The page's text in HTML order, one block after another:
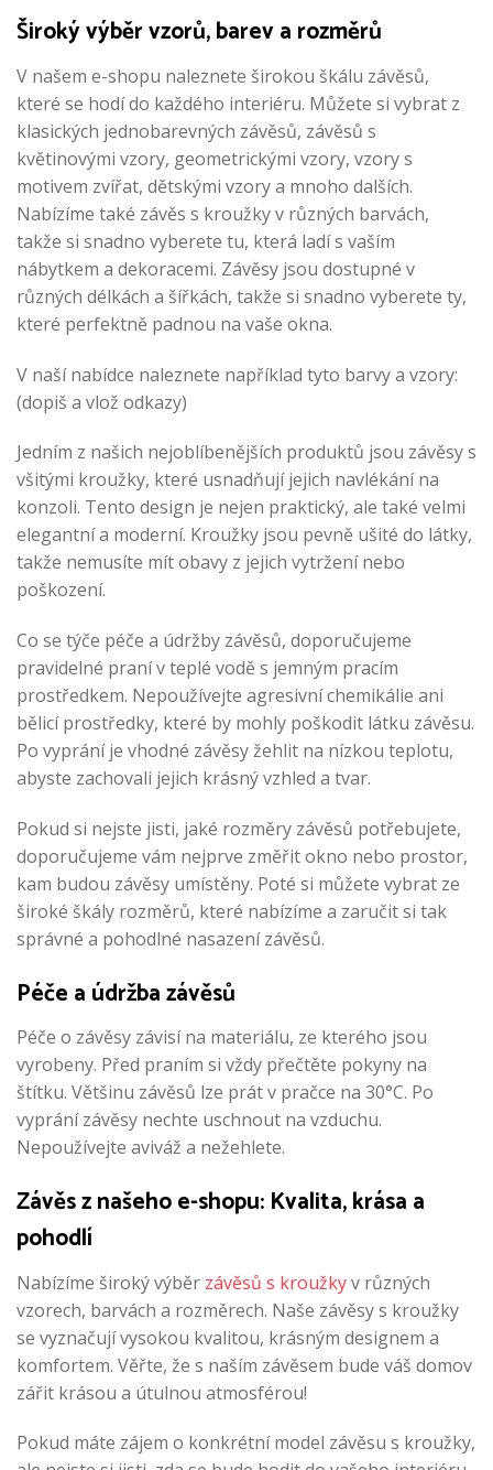
Široký výběr vzorů, barev a rozměrů
V našem e-shopu naleznete širokou škálu závěsů,
které se hodí do každého interiéru. Můžete si vybrat z
klasických jednobarevných závěsů, závěsů s
květinovými vzory, geometrickými vzory, vzory s
motivem zvířat, dětskými vzory a mnoho dalších.
Nabízíme také závěs s kroužky v různých barvách,
takže si snadno vyberete tu, která ladí s vaším
nábytkem a dekoracemi. Závěsy jsou dostupné v
různých délkách a šířkách, takže si snadno vyberete ty,
které perfektně padnou na vaše okna.
V naší nabídce naleznete například tyto barvy a vzory:
(dopiš a vlož odkazy)
Jedním z našich nejoblíbenějších produktů jsou závěsy s
všitými kroužky, které usnadňují jejich navlékání na
konzoli. Tento design je nejen praktický, ale také velmi
elegantní a moderní. Kroužky jsou pevně ušité do látky,
takže nemusíte mít obavy z jejich vytržení nebo
poškození.
Co se týče péče a údržby závěsů, doporučujeme
pravidelné praní v teplé vodě s jemným pracím
prostředkem. Nepoužívejte agresivní chemikálie ani
bělicí prostředky, které by mohly poškodit látku závěsu.
Po vyprání je vhodné závěsy žehlit na nízkou teplotu,
abyste zachovali jejich krásný vzhled a tvar.
Pokud si nejste jisti, jaké rozměry závěsů potřebujete,
doporučujeme vám nejprve změřit okno nebo prostor,
kam budou závěsy umístěny. Poté si můžete vybrat ze
široké škály rozměrů, které nabízíme a zaručit si tak
správné a pohodlné nasazení závěsů.
Péče a údržba závěsů
Péče o závěsy závisí na materiálu, ze kterého jsou
vyrobeny. Před praním si vždy přečtěte pokyny na
štítku. Většinu závěsů lze prát v pračce na 30°C. Po
vyprání závěsy nechte uschnout na vzduchu.
Nepoužívejte aviváž a nežehlete.
Závěs z našeho e-shopu: Kvalita, krása a
pohodlí
Nabízíme široký výběr závěsů s kroužkyv různých
vzorech, barvách a rozměrech. Naše závěsy s kroužky
se vyznačují vysokou kvalitou, krásným designem a
komfortem. Věřte, že s naším závěsem bude váš domov
zářit krásou a útulnou atmosférou!
Pokud máte zájem o konkrétní model závěsu s kroužky,